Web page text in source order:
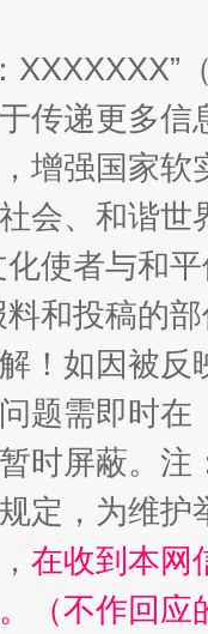
传递更多
增强国家
会、和谐
使者与和
和投稿的
！如因被
题需即时在
时屏蔽。
定，为维
在收到本网
（不作回应